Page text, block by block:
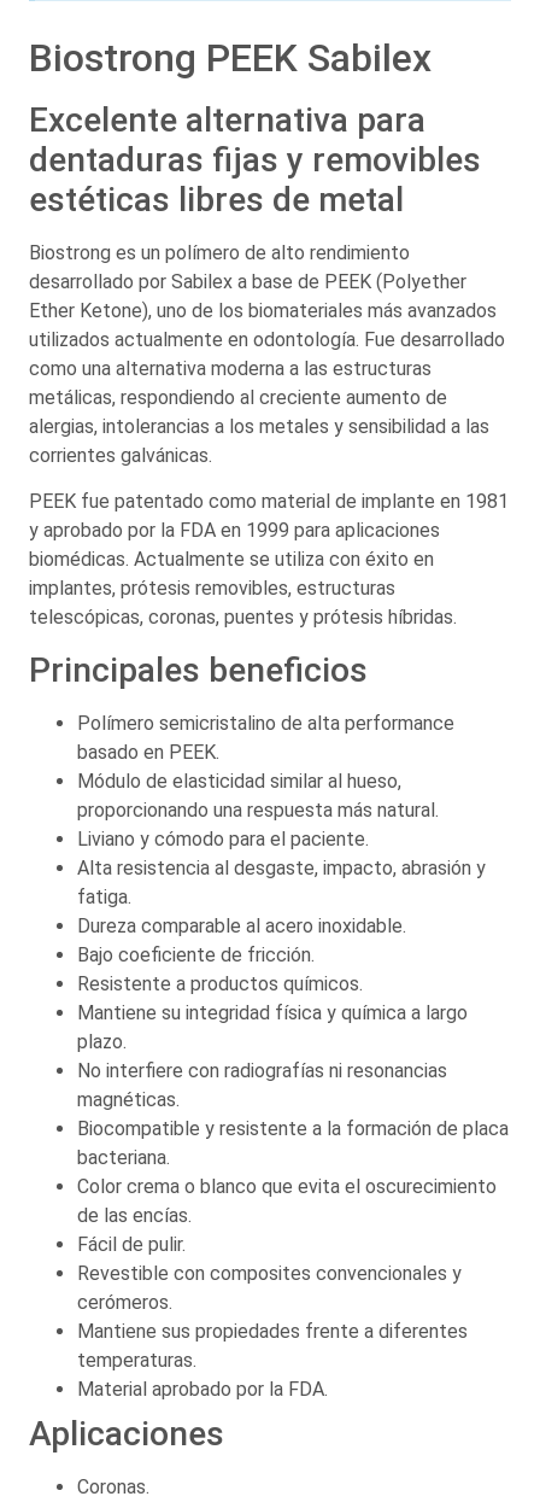
Biostrong PEEK Sabilex
Excelente alternativa para
dentaduras fijas y removibles
estéticas libres de metal
Biostrong es un polímero de alto rendimiento
desarrollado por Sabilex a base de PEEK (Polyether
Ether Ketone), uno de los biomateriales más avanzados
utilizados actualmente en odontología. Fue desarrollado
como una alternativa moderna a las estructuras
metálicas, respondiendo al creciente aumento de
alergias, intolerancias a los metales y sensibilidad a las
corrientes galvánicas.
PEEK fue patentado como material de implante en 1981
y aprobado por la FDA en 1999 para aplicaciones
biomédicas. Actualmente se utiliza con éxito en
implantes, prótesis removibles, estructuras
telescópicas, coronas, puentes y prótesis híbridas.
Principales beneficios
Polímero semicristalino de alta performance
basado en PEEK.
Módulo de elasticidad similar al hueso,
proporcionando una respuesta más natural.
Liviano y cómodo para el paciente.
Alta resistencia al desgaste, impacto, abrasión y
fatiga.
Dureza comparable al acero inoxidable.
Bajo coeficiente de fricción.
Resistente a productos químicos.
Mantiene su integridad física y química a largo
plazo.
No interfiere con radiografías ni resonancias
magnéticas.
Biocompatible y resistente a la formación de placa
bacteriana.
Color crema o blanco que evita el oscurecimiento
de las encías.
Fácil de pulir.
Revestible con composites convencionales y
cerómeros.
Mantiene sus propiedades frente a diferentes
temperaturas.
Material aprobado por la FDA.
Aplicaciones
Coronas.